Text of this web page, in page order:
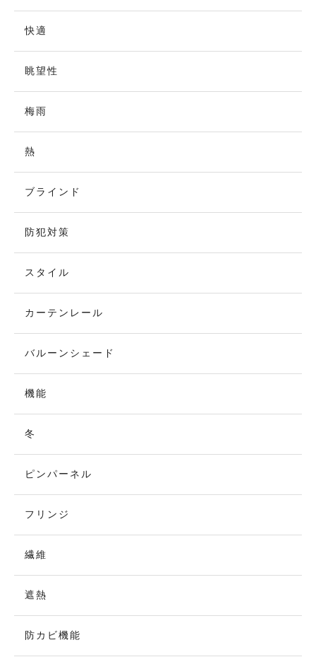
快適
眺望性
梅雨
熱
ブラインド
防犯対策
スタイル
カーテンレール
バルーンシェード
機能
冬
ピンパーネル
フリンジ
繊維
遮熱
防カビ機能